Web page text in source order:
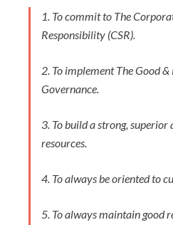
1. To commit to The
Responsibility (CSR).
2. To implement The Good
Governance.
3. To build a strong,
resources.
4. To always be oriented to
5. To always maintain good